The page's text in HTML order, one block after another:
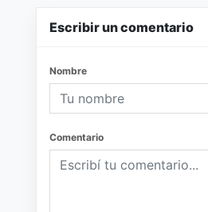
Escribir un comentario
Nombre
Comentario